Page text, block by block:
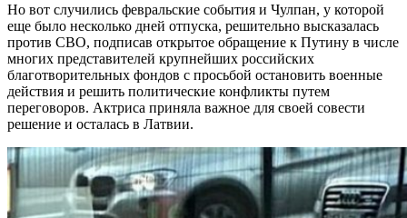
Но вот случились февральские события и Чулпан, у которой
еще было несколько дней отпуска, решительно высказалась
против СВО, подписав открытое обращение к Путину в числе
многих представителей крупнейших российских
благотворительных фондов с просьбой остановить военные
действия и решить политические конфликты путем
переговоров. Актриса приняла важное для своей совести
решение и осталась в Латвии.